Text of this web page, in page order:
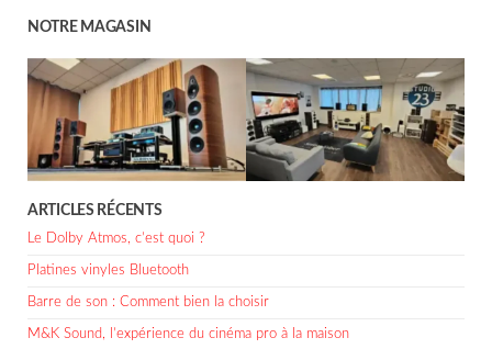
NOTRE MAGASIN
ARTICLES RÉCENTS
Le Dolby Atmos, c’est quoi ?
Platines vinyles Bluetooth
Barre de son : Comment bien la choisir
M&K Sound, l’expérience du cinéma pro à la maison